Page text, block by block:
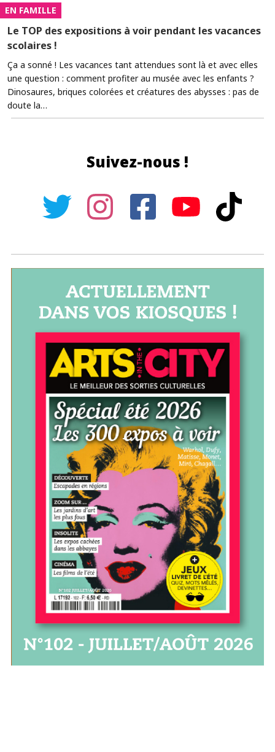
EN FAMILLE
Le TOP des expositions à voir pendant les vacances
scolaires !
Ça a sonné ! Les vacances tant attendues sont là et avec elles
une question : comment profiter au musée avec les enfants ?
Dinosaures, briques colorées et créatures des abysses : pas de
doute la…
Suivez-nous !